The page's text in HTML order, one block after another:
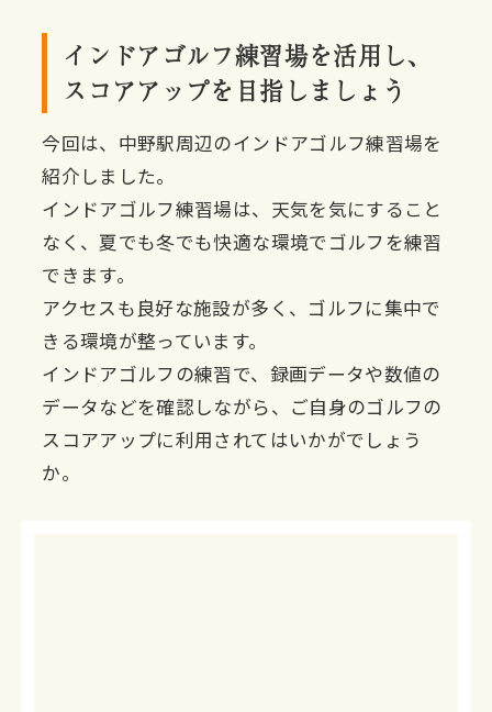
インドアゴルフ練習場を活用し、
スコアアップを目指しましょう
今回は、中野駅周辺のインドアゴルフ練習場を
紹介しました。
インドアゴルフ練習場は、天気を気にすること
なく、夏でも冬でも快適な環境でゴルフを練習
できます。
アクセスも良好な施設が多く、ゴルフに集中で
きる環境が整っています。
インドアゴルフの練習で、録画データや数値の
データなどを確認しながら、ご自身のゴルフの
スコアアップに利用されてはいかがでしょう
か。